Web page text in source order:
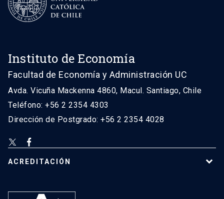
Instituto de Economía
Facultad de Economía y Administración UC
Avda. Vicuña Mackenna 4860, Macul. Santiago, Chile
Teléfono: +56 2 2354 4303
Dirección de Postgrado: +56 2 2354 4028
ACREDITACIÓN